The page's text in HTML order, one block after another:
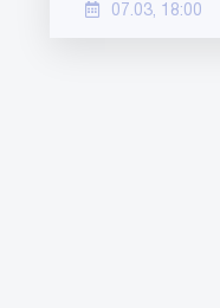
07.03, 18:00